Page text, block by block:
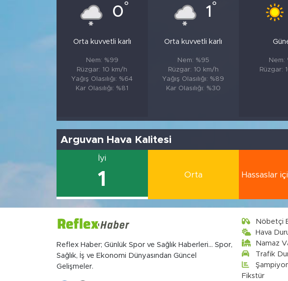
0°
Orta kuvvetli karlı
Nem: %99
Rüzgar: 10 km/h
Yağış Olasılığı: %64
Kar Olasılığı: %81
1 °
Orta kuvvetli karlı
Nem: %95
Rüzgar: 10 km/h
Yağış Olasılığı: %89
Kar Olasılığı: %30
Nem:
Rüzgar:
Arguvan Hava Kalitesi
İyi
1 Orta Hassaslar
Reflex Haber; Günlük Spor ve Sağlık Haberleri... Spor,
Sağlık, İş ve Ekonomi Dünyasından Güncel
Gelişmeler.
Nöbetçi
Hava
Namaz
Trafik
Fikstür